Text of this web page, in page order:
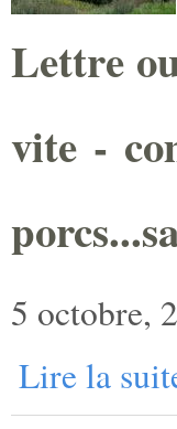
Lettre
vite -
5 octobre,
Lire la